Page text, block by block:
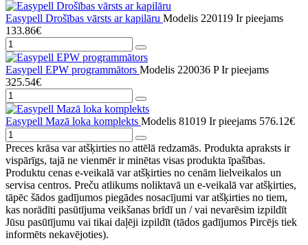
Easypell Drošības vārsts ar kapilāru Modelis 220119 Ir pieejams
133.86€
Easypell EPW programmātors Modelis 220036 P Ir pieejams
325.54€
Easypell Mazā loka komplekts Modelis 81019 Ir pieejams 576.12€
Preces krāsa var atšķirties no attēlā redzamās. Produkta apraksts ir
vispārīgs, tajā ne vienmēr ir minētas visas produkta īpašības.
Produktu cenas e-veikalā var atšķirties no cenām lielveikalos un
servisa centros. Preču atlikums noliktavā un e-veikalā var atšķirties,
tāpēc šādos gadījumos piegādes nosacījumi var atšķirties no tiem,
kas norādīti pasūtījuma veikšanas brīdī un / vai nevarēsim izpildīt
Jūsu pasūtījumu vai tikai daļēji izpildīt (tādos gadījumos Pircējs tiek
informēts nekavējoties).